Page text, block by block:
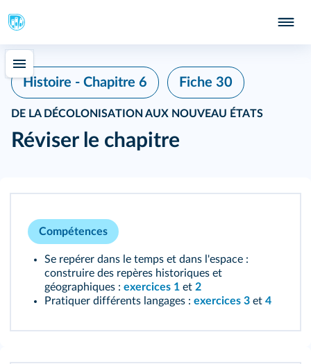
Histoire - Chapitre 6 Fiche 30
DE LA DÉCOLONISATION AUX NOUVEAU ÉTATS
Réviser le chapitre
Compétences
Se repérer dans le temps et dans l'espace :
construire des repères historiques et
géographiques : exercices 1 et 2
Pratiquer différents langages : exercices 3 et 4